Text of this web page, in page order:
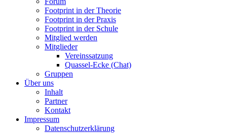
Footprint in der Theorie
Footprint in der Praxis
Footprint in der Schule
Mitglied werden
Mitglieder
Vereinssatzung
Quassel-Ecke (Chat)
Gruppen
Über uns
Inhalt
Partner
Kontakt
Impressum
Datenschutzerklärung